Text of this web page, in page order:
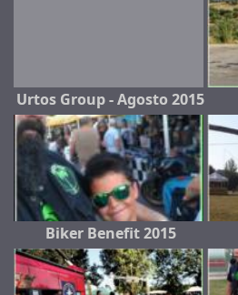
Urtos Group - Agosto 2015
Biker Benefit 2015